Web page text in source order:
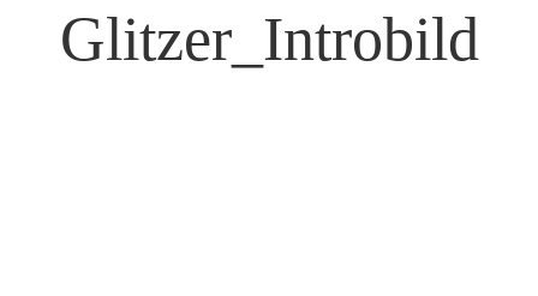
Glitzer_Introbild